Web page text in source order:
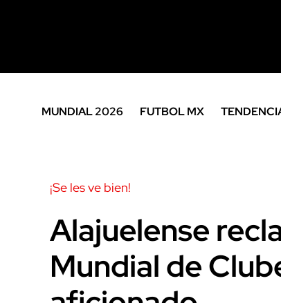
MUNDIAL 2026 FUTBOL MX
¡Se les ve bien!
Alajuelense
Mundial de